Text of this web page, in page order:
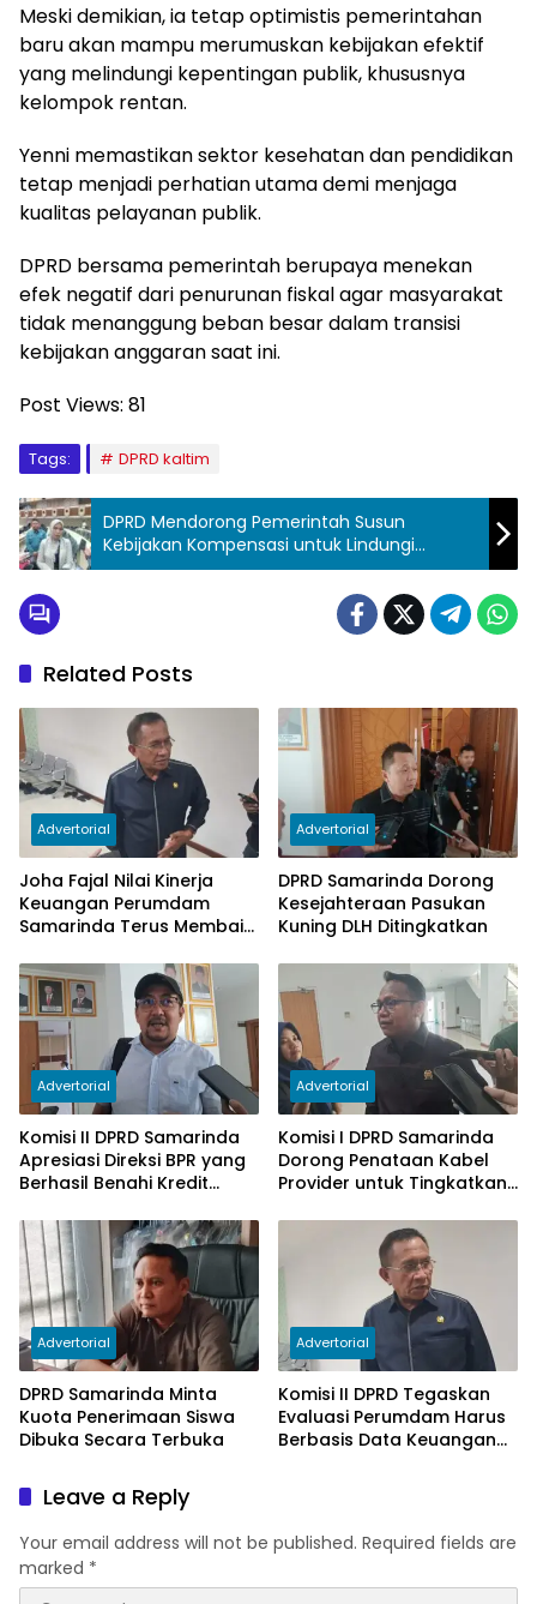
Meski demikian, ia tetap optimistis pemerintahan
baru akan mampu merumuskan kebijakan efektif
yang melindungi kepentingan publik, khususnya
kelompok rentan.
Yenni memastikan sektor kesehatan dan pendidikan
tetap menjadi perhatian utama demi menjaga
kualitas pelayanan publik.
DPRD bersama pemerintah berupaya menekan
efek negatif dari penurunan fiskal agar masyarakat
tidak menanggung beban besar dalam transisi
kebijakan anggaran saat ini.
Post Views: 81
Tags: DPRD kaltim
DPRD Mendorong Pemerintah Susun
Kebijakan Kompensasi untuk Lindungi
Masyarakat
Related Posts
Advertorial
Joha Fajal Nilai Kinerja
Keuangan Perumdam
Samarinda Terus Membaik,
Subsidi Berkurang
Advertorial
DPRD Samarinda Dorong
Kesejahteraan Pasukan
Kuning DLH Ditingkatkan
Advertorial
Komisi II DPRD Samarinda
Apresiasi Direksi BPR yang
Berhasil Benahi Kredit
Advertorial
Komisi I DPRD Samarinda
Dorong Penataan Kabel
Provider untuk Tingkatkan
Advertorial
DPRD Samarinda Minta
Kuota Penerimaan Siswa
Dibuka Secara Terbuka
Advertorial
Komisi II DPRD Tegaskan
Evaluasi Perumdam Harus
Berbasis Data Keuangan
Leave a Reply
Your email address will not be published. Required fields are
marked *